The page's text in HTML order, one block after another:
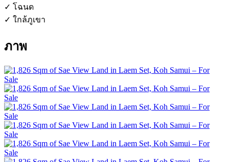
✓ โฉนด
✓ ใกล้ภูเขา
ภาพ